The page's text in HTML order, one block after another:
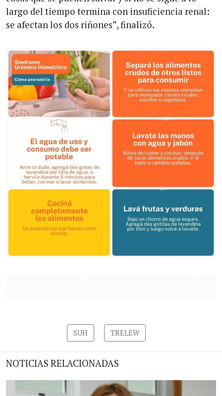
largo del tiempo termina con insuficiencia renal:
se afectan los dos riñones”, finalizó.
SUH TRELEW
NOTICIAS RELACIONADAS